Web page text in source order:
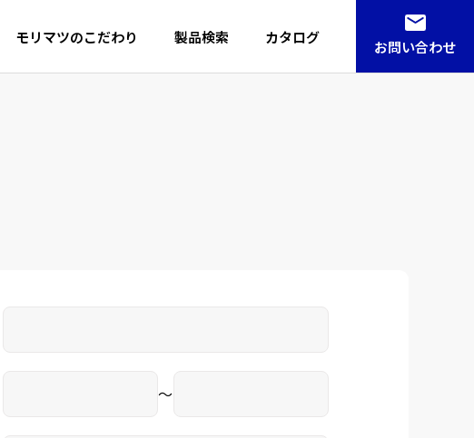
モリマツのこだわり 製品検索 カタログ
お問い合わせ
～